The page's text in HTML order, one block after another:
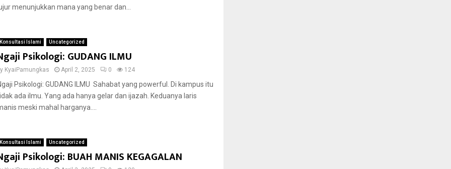
menunjukkan mana yang benar dan...
Konsultasi Islami Uncategorized
Psikologi: GUDANG ILMU
KyaiPamungkas April 2, 2025 0 124
Psikologi: GUDANG ILMU Sahabat yang powerful. Di kampus itu
ada ilmu. Yang ada hanya gelar dan ijazah. Keduanya laris
meski mahal harganya....
Konsultasi Islami Uncategorized
Psikologi: BUAH MANIS KEGAGALAN